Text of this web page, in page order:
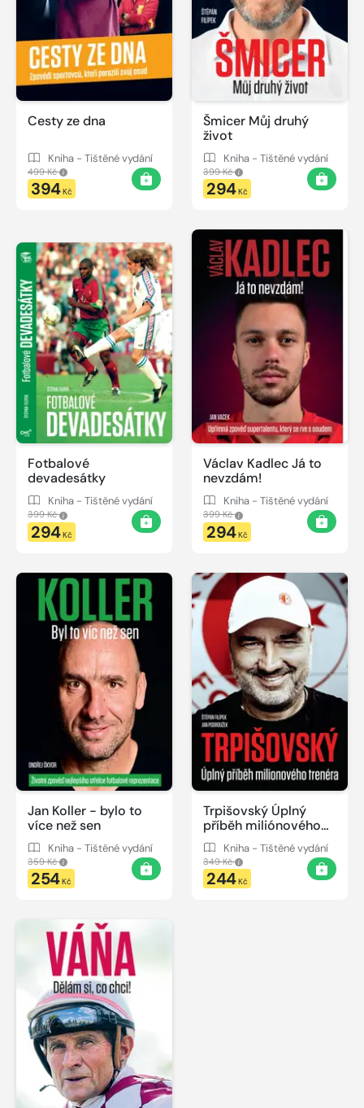
Cesty ze dna
Kniha - Tištěné vydání
499 Kč
394Kč
Šmicer Můj druhý
život
Kniha - Tištěné vydání
399 Kč
294Kč
Fotbalové
devadesátky
Kniha - Tištěné vydání
399 Kč
294Kč
Václav Kadlec Já to
nevzdám!
Kniha - Tištěné vydání
399 Kč
294Kč
Jan Koller - bylo to
více než sen
Kniha - Tištěné vydání
359 Kč
254Kč
Trpišovský Úplný
příběh miliónového
trenéraKniha - Tištěné vydání
349 Kč
244Kč